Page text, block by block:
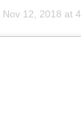
Nov 12, 2018 at 4:17am PST